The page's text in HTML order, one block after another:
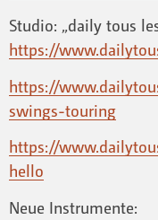
Studio: „daily tous
https://
https://
swings-touring
https://
hello
Neue Instrumente: